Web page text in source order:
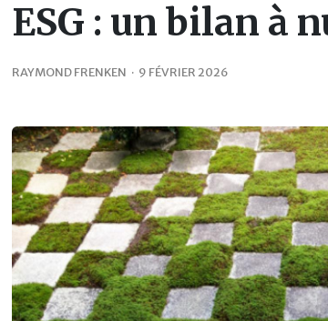
ESG : un bilan à
RAYMOND FRENKEN · 9 FÉVRIER 2026